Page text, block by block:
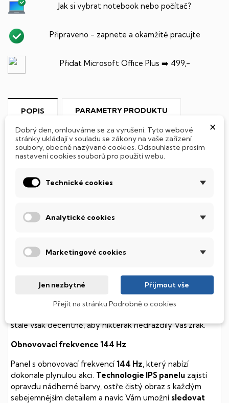
Jak si vybrat notebook nebo počítač?
Připraveno - zapnete a okamžitě pracujte
Přidat Microsoft Office Plus ➡️ 499,-
POPIS PARAMETRY PRODUKTU
(Hard Disk Drive) disků nedisponuje žádnými pohyblivými
soustavy je tento disk mnohem
a především nabízí
Integrovaný systém úsporných LED diod osvítí jednotlivé
stále však decentně, aby nikterak nedráždily Váš zrak.
Obnovovací frekvence 144 Hz
Panel s obnovovací frekvencí 144 Hz , který nabízí
dokonale plynulou akci. Technologie IPS panelu zajistí
opravdu nádherné barvy, ostře čistý obraz s každým
sebejemnějším detailem a navíc Vám umožní sledovat
×
Dobrý den, omlouváme se za vyrušení. Tyto webové
stránky ukládají v souladu se zákony na vaše zařízení
soubory, obecně nazývané cookies. Odsouhlaste prosím
nastavení cookies souborů pro použití webu.
Technické cookies
Analytické cookies
Marketingové cookies
Jen nezbytné Přijmout vše
Přejít na stránku Podrobně o cookies